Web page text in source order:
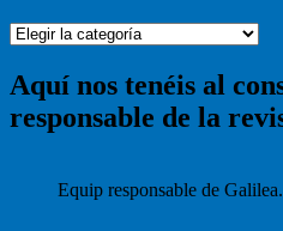
Sección
sección
Aquí nos tenéis al
responsable de la
Equip responsable de